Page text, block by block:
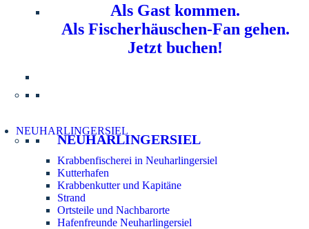
Als Gast kommen.
Als Fischerhäuschen-Fan gehen.
Jetzt buchen!
NEUHARLINGERSIEL
NEUHARLINGERSIEL
Krabbenfischerei in Neuharlingersiel
Kutterhafen
Krabbenkutter und Kapitäne
Strand
Ortsteile und Nachbarorte
Hafenfreunde Neuharlingersiel